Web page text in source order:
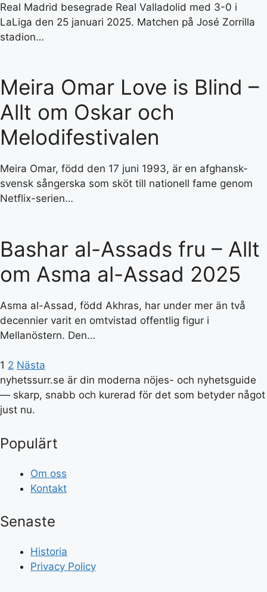
Real Madrid besegrade Real Valladolid med 3-0 i
LaLiga den 25 januari 2025. Matchen på José Zorrilla
stadion…
Meira Omar Love is Blind –
Allt om Oskar och
Melodifestivalen
Meira Omar, född den 17 juni 1993, är en afghansk-
svensk sångerska som sköt till nationell fame genom
Netflix-serien…
Bashar al-Assads fru – Allt
om Asma al-Assad 2025
Asma al-Assad, född Akhras, har under mer än två
decennier varit en omtvistad offentlig figur i
Mellanöstern. Den…
1 2 Nästa
nyhetssurr.se är din moderna nöjes- och nyhetsguide
— skarp, snabb och kurerad för det som betyder något
just nu.
Populärt
Om oss
Kontakt
Senaste
Historia
Privacy Policy